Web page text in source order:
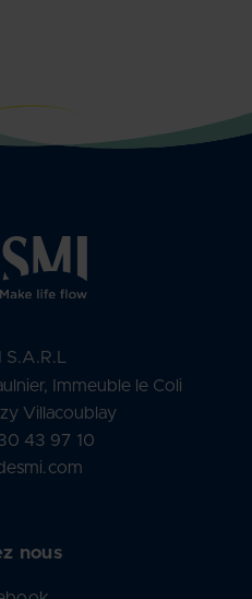
S.A.R.L
Immeuble le Coli
Villacoublay
43 97 10
nous